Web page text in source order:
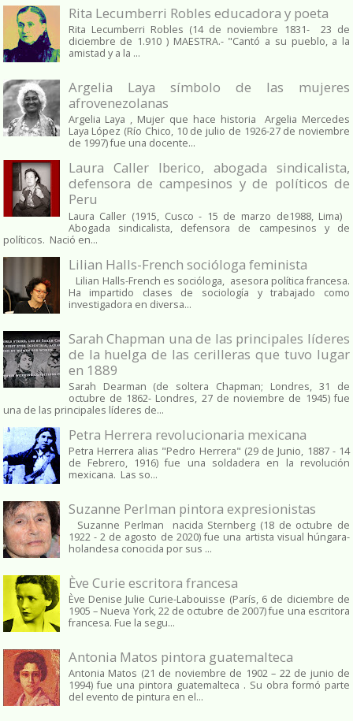
Rita Lecumberri Robles educadora y poeta
Rita Lecumberri Robles (14 de noviembre 1831- 23 de
diciembre de 1.910 ) MAESTRA.- "Cantó a su pueblo, a la
amistad y a la ...
Argelia Laya símbolo de las mujeres
afrovenezolanas
Argelia Laya , Mujer que hace historia Argelia Mercedes
Laya López (Río Chico, 10 de julio de 1926-27 de noviembre
de 1997) fue una docente...
Laura Caller Iberico, abogada sindicalista,
defensora de campesinos y de políticos de
Peru
Laura Caller (1915, Cusco - 15 de marzo de1988, Lima)
Abogada sindicalista, defensora de campesinos y de
políticos. Nació en...
Lilian Halls-French socióloga feminista
Lilian Halls-French es socióloga, asesora política francesa.
Ha impartido clases de sociología y trabajado como
investigadora en diversa...
Sarah Chapman una de las principales líderes
de la huelga de las cerilleras que tuvo lugar
en 1889
Sarah Dearman (de soltera Chapman; Londres, 31 de
octubre de 1862​- Londres, 27 de noviembre de 1945)​ fue
una de las principales líderes de...
Petra Herrera revolucionaria mexicana
Petra Herrera alias "Pedro Herrera" (29 de Junio, 1887 - 14
de Febrero, 1916) fue una soldadera en la revolución
mexicana. Las so...
Suzanne Perlman pintora expresionistas
Suzanne Perlman nacida Sternberg (18 de octubre de
1922 - 2 de agosto de 2020) fue una artista visual húngara-
holandesa conocida por sus ...
Ève Curie escritora francesa
Ève Denise Julie Curie-Labouisse (París, 6 de diciembre de
1905 – Nueva York, 22 de octubre de 2007) fue una escritora
francesa. Fue la segu...
Antonia Matos pintora guatemalteca
Antonia Matos (21 de noviembre de 1902 – 22 de junio de
1994) fue una pintora guatemalteca . Su obra formó parte
del evento de pintura en el...